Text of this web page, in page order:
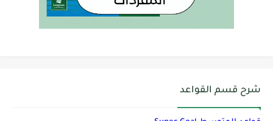
شرح قسم القواعد